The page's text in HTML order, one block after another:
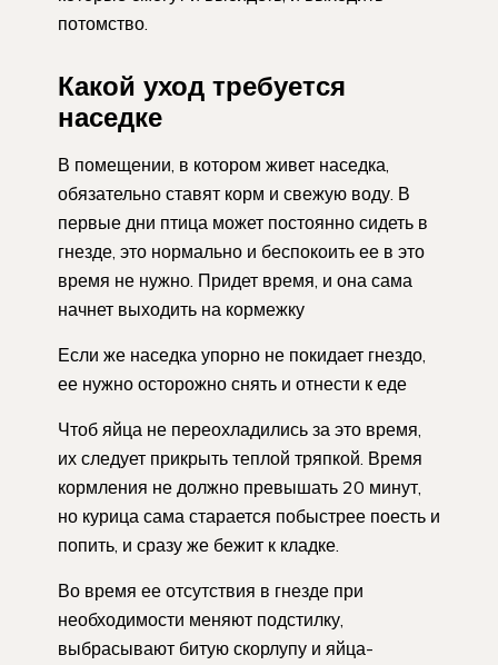
потомство.
Какой уход требуется
наседке
В помещении, в котором живет наседка,
обязательно ставят корм и свежую воду. В
первые дни птица может постоянно сидеть в
гнезде, это нормально и беспокоить ее в это
время не нужно. Придет время, и она сама
начнет выходить на кормежку
Если же наседка упорно не покидает гнездо,
ее нужно осторожно снять и отнести к еде
Чтоб яйца не переохладились за это время,
их следует прикрыть теплой тряпкой. Время
кормления не должно превышать 20 минут,
но курица сама старается побыстрее поесть и
попить, и сразу же бежит к кладке.
Во время ее отсутствия в гнезде при
необходимости меняют подстилку,
выбрасывают битую скорлупу и яйца-